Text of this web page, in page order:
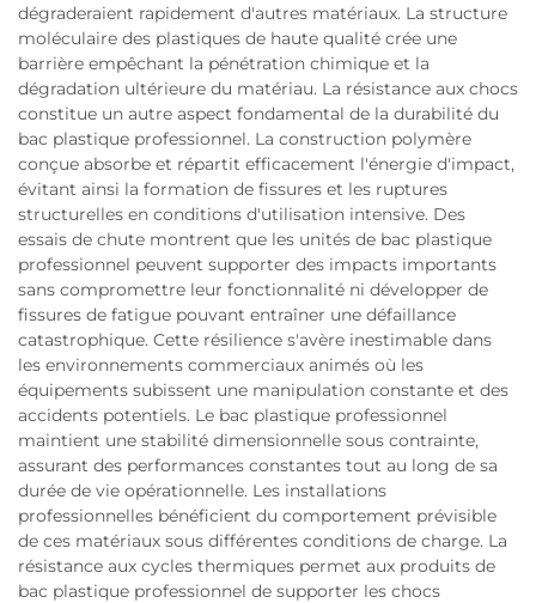
dégraderaient rapidement d'autres matériaux. La structure
moléculaire des plastiques de haute qualité crée une
barrière empêchant la pénétration chimique et la
dégradation ultérieure du matériau. La résistance aux chocs
constitue un autre aspect fondamental de la durabilité du
bac plastique professionnel. La construction polymère
conçue absorbe et répartit efficacement l'énergie d'impact,
évitant ainsi la formation de fissures et les ruptures
structurelles en conditions d'utilisation intensive. Des
essais de chute montrent que les unités de bac plastique
professionnel peuvent supporter des impacts importants
sans compromettre leur fonctionnalité ni développer de
fissures de fatigue pouvant entraîner une défaillance
catastrophique. Cette résilience s'avère inestimable dans
les environnements commerciaux animés où les
équipements subissent une manipulation constante et des
accidents potentiels. Le bac plastique professionnel
maintient une stabilité dimensionnelle sous contrainte,
assurant des performances constantes tout au long de sa
durée de vie opérationnelle. Les installations
professionnelles bénéficient du comportement prévisible
de ces matériaux sous différentes conditions de charge. La
résistance aux cycles thermiques permet aux produits de
bac plastique professionnel de supporter les chocs